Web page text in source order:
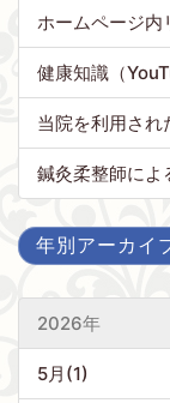
ホームページ内
健康知識（
当院を利用され
鍼灸柔整師によ
年別アーカイ
2026年
5月(1)